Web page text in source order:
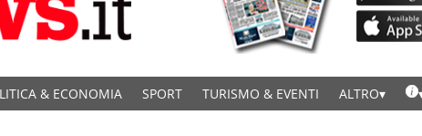
& ECONOMIA SPORT TURISMO & EVENTI ALTRO